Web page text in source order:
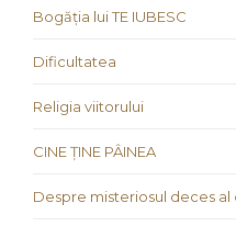
Bogăția lui TE IUBESC
Dificultatea
Religia viitorului
CINE ȚINE PÂINEA
Despre misteriosul deces al